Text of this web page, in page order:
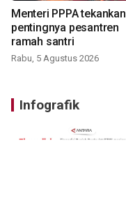
Menteri PPPA tekankan
pentingnya pesantren
ramah santri
Rabu, 5 Agustus 2026
Infografik